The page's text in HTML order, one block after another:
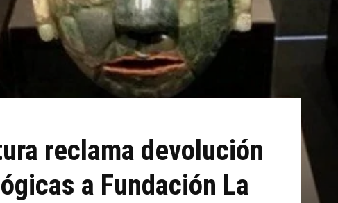
reclama devolución
a Fundación La